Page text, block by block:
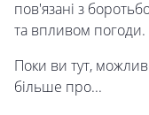
пов'язані з
та впливом погоди.
Поки ви тут,
більше про...